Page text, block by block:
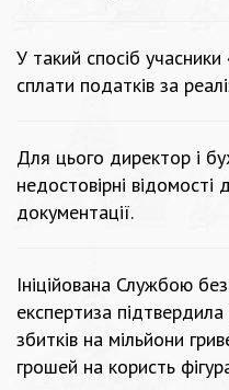
У такий спосіб
сплати податків за
Для цього директор і
недостовірні відомості
документації.
Ініційована Службою
експертиза
збитків на мільйони
грошей на користь